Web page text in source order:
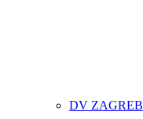
DV ZAGREB